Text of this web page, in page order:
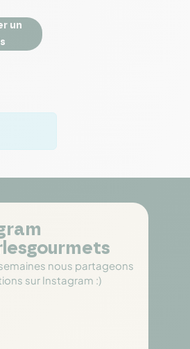
un
nous partageons
sur Instagram :)